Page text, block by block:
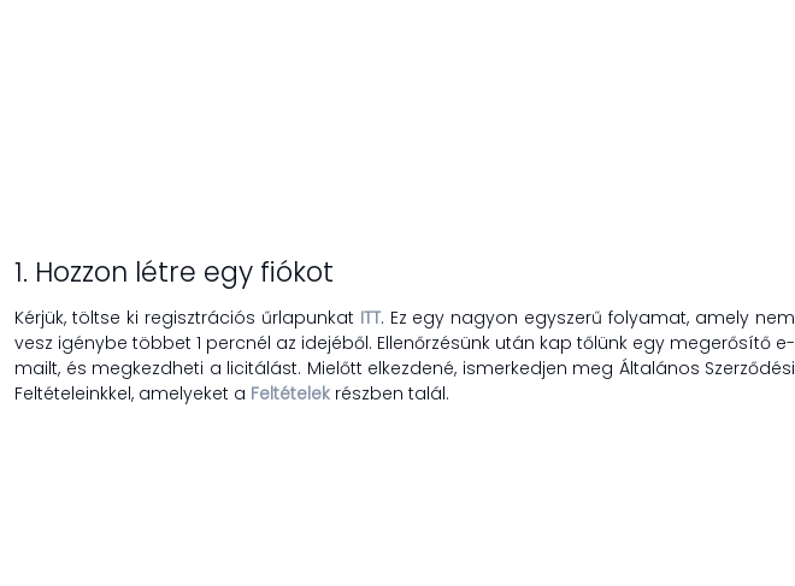
1. Hozzon létre egy fiókot
Kérjük, töltse ki regisztrációs űrlapunkat ITT. Ez egy nagyon egyszerű folyamat, amely nem
vesz igénybe többet 1 percnél az idejéből. Ellenőrzésünk után kap tőlünk egy megerősítő e-
mailt, és megkezdheti a licitálást. Mielőtt elkezdené, ismerkedjen meg Általános Szerződési
Feltételeinkkel, amelyeket a Feltételek részben talál.